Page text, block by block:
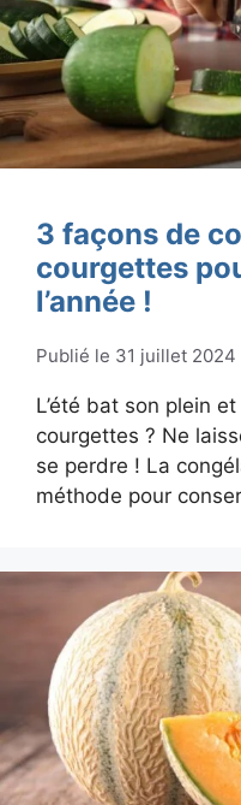
3 façons de
courgettes
l’année !
31 juillet 2024
L’été bat son plein
courgettes ? Ne
se perdre ! La
méthode pour